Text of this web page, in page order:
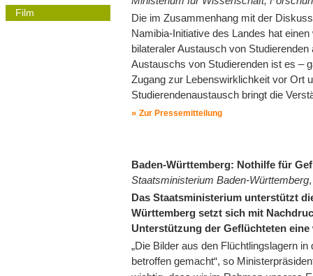
Film
Die im Zusammenhang mit der
Namibia-Initiative des Landes hat
bilateraler Austausch von
Austauschs von Studierenden ist es –
Zugang zur Lebenswirklichkeit vor Ort
Studierendenaustausch bringt die
Zur Pressemitteilung
Baden-Württemberg: Nothilfe für
Staatsministerium Baden-Württemberg
Das Staatsministerium unterstützt
Württemberg setzt sich mit
Unterstützung der Geflüchteten
„Die Bilder aus den Flüchtlingslagern
betroffen gemacht“, so